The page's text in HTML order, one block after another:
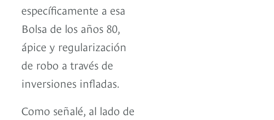
específicamente a esa
Bolsa de los años 80,
ápice y regularización
de robo a través de
inversiones infladas.
Como señalé, al lado de